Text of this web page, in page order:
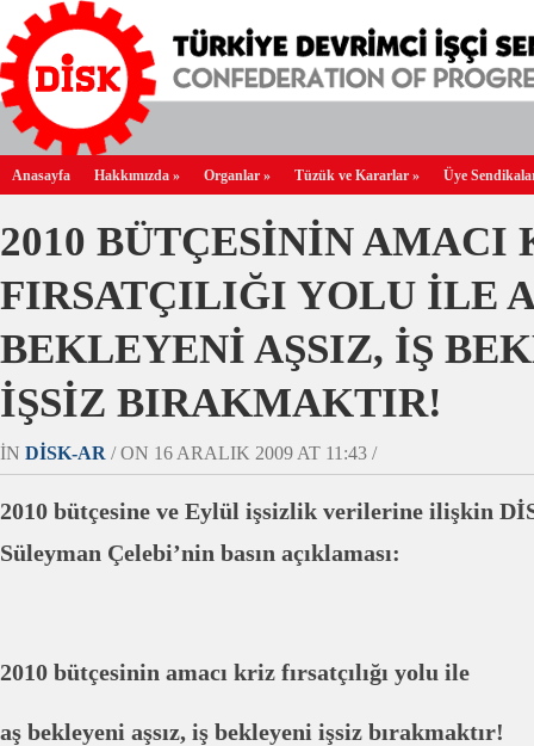
Anasayfa Hakkımızda » Organlar » Tüzük ve Kararlar » Üye
2010 BÜTÇESİNİN AMACI
FIRSATÇILIĞI YOLU İLE
BEKLEYENİ AŞSIZ, İŞ
İŞSİZ BIRAKMAKTIR!
IN DİSK-AR / ON 16 ARALIK 2009 AT 11:43 /
2010 bütçesine ve Eylül işsizlik verilerine ilişkin
Süleyman Çelebi’nin basın açıklaması:
2010 bütçesinin amacı kriz fırsatçılığı yolu ile
aş bekleyeni aşsız, iş bekleyeni işsiz bırakmaktır!